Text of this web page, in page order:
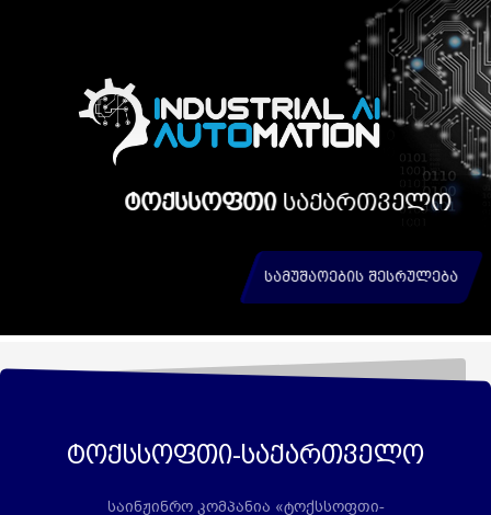
ტოქსსოფთისაქართველო
სამუშაოების შესრულება
ტოქსსოფთი-საქართველო
საინჟინრო კომპანია «ტოქსსოფთი-